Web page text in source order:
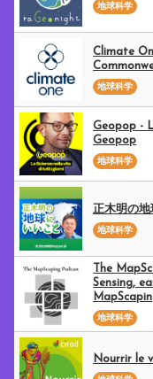
地球科学
Climate
地球科学
Geopop -
Geopop
地球科学
正木明の
地球科学
The
Sensing,
地球科学
Nourrir le